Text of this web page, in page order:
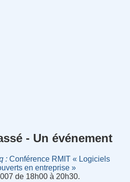
- Un événement
Conférence RMIT « Logiciels
en entreprise »
de 18h00 à 20h30.